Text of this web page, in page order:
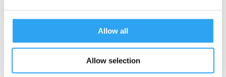
Allow all
Allow selection
Avløpssett for brett uten oppvarming
For brett uten oppvarming for å lede vekk kondens.
Passer til alle brett med Ø 20 mm slangeadapter. Disse
er tilgjengelig i lengder fra 1 til 12 m og har blant annet
veggfeste og slangeklemmer.